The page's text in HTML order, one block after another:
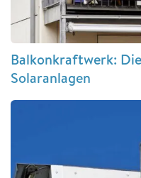
Balkonkraftwerk:
Solaranlagen